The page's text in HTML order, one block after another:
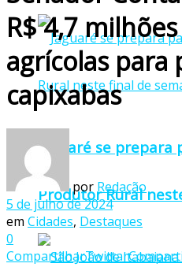
Jaguaré se prepara
Produtor Rural
R$ 4,7
agrícolas
capixabas
porRedação
5 de julho de 2024
em Cidades, Destaques
0
CompartilharTwittar